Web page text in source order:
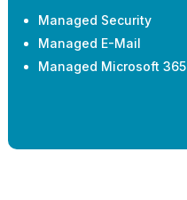
Managed Security
Managed E-Mail
Managed Microsoft 365